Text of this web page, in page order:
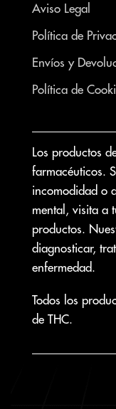
Aviso Legal
Política de
Envíos y
Política de
Los productos
farmacéuticos.
incomodidad o
mental, visita a
productos.
diagnosticar,
enfermedad.
Todos los
de THC.